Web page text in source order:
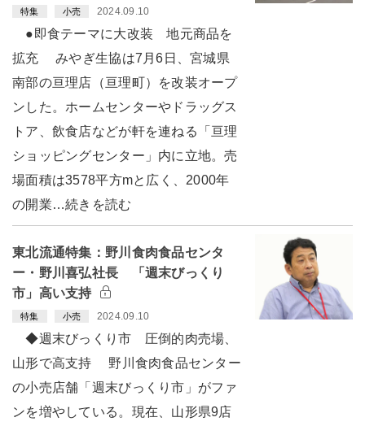
特集 小売 2024.09.10
●即食テーマに大改装 地元商品を
拡充 みやぎ生協は7月6日、宮城県
南部の亘理店（亘理町）を改装オープ
ンした。ホームセンターやドラッグス
トア、飲食店などが軒を連ねる「亘理
ショッピングセンター」内に立地。売
場面積は3578平方mと広く、2000年
の開業…続きを読む
東北流通特集：野川食肉食品センタ
ー・野川喜弘社長 「週末びっくり
市」高い支持
特集 小売 2024.09.10
◆週末びっくり市 圧倒的肉売場、
山形で高支持 野川食肉食品センター
の小売店舗「週末びっくり市」がファ
ンを増やしている。現在、山形県9店